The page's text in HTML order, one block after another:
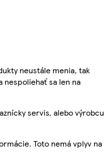
neustále menia, tak
nespoliehať sa len na
servis, alebo výrobcu
Toto nemá vplyv na